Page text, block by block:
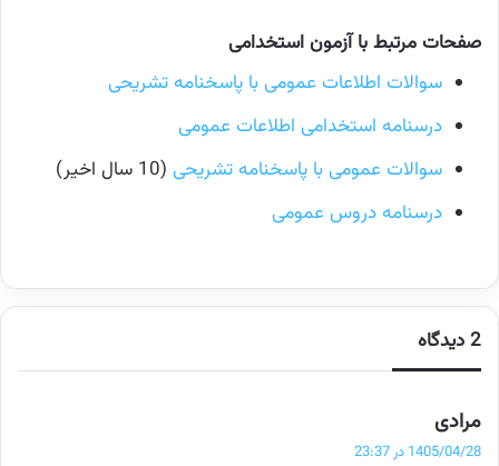
صفحات مرتبط با آزمون استخدامی
سوالات اطلاعات عمومی با پاسخنامه تشریحی
درسنامه استخدامی اطلاعات عمومی
سوالات عمومی با پاسخنامه تشریحی (10 سال اخیر)
درسنامه دروس عمومی
2 دیدگاه
مرادی
ف
1405/04/28 در 23:37